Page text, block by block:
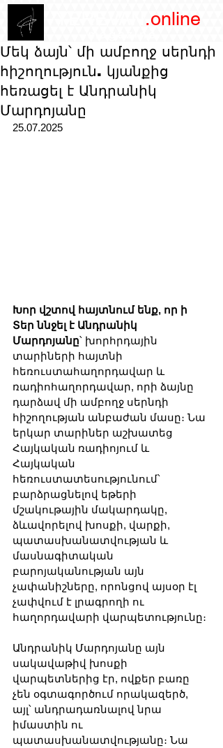
.online
Մեկ ձայն՝ մի ամբողջ սերնդի
հիշողություն. կյանքից
հեռացել է Անդրանիկ
Մարդոյանը
25.07.2025
Խոր վշտով հայտնում ենք, որ ի
Տեր ննջել է Անդրանիկ
Մարդոյանը՝ խորհրդային
տարիների հայտնի
հեռուստահաղորդավար և
ռադիոհաղորդավար, որի ձայնը
դարձավ մի ամբողջ սերնդի
հիշողության անբաժան մասը։ Նա
երկար տարիներ աշխատեց
Հայկական ռադիոյում և
Հայկական
հեռուստատեսությունում՝
բարձրացնելով եթերի
մշակութային մակարդակը,
ձևավորելով խոսքի, վարքի,
պատասխանատվության և
մասնագիտական
բարոյականության այն
չափանիշները, որոնցով այսօր էլ
չափվում է լրագրողի ու
հաղորդավարի վարպետությունը։
Անդրանիկ Մարդոյանը այն
սակավաթիվ խոսքի
վարպետներից էր, ովքեր բառը
չեն օգտագործում որակազերծ,
այլ՝ անդրադառնալով նրա
իմաստին ու
պատասխանատվությանը։ Նա